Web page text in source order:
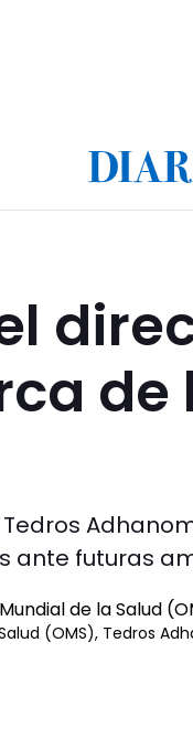
ante futuras
(OMS), Tedros